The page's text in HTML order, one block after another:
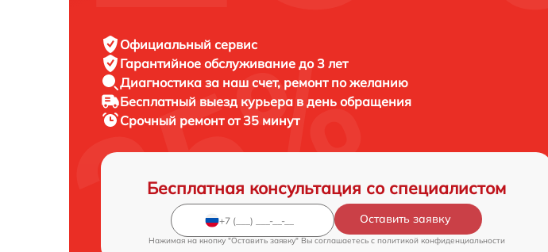
Официальный сервис
Гарантийное обслуживание до 3 лет
Диагностика за наш счет, ремонт по желанию
Бесплатный выезд курьера в день обращения
Срочный ремонтот 35 минут
Бесплатная консультация со специалистом
Оставить заявку
Нажимая на кнопку "Оставить заявку" Вы соглашаетесь c политикой конфиденциальности